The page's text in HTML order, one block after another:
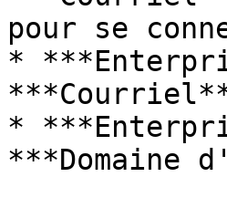
pour se
*
*
***Domaine